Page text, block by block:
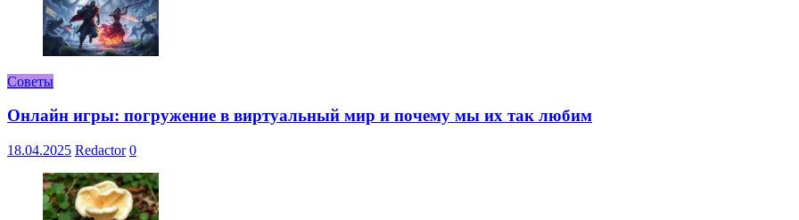
Советы
Онлайн игры: погружение в виртуальный мир и почему мы их так любим
18.04.2025 Redactor 0